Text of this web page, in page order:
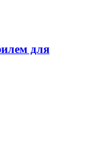
для